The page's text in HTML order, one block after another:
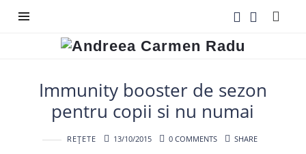
Andreea
Immunity booster de sezon
pentru copii si nu numai
REȚETE 13/10/2015 0 COMMENTS SHARE